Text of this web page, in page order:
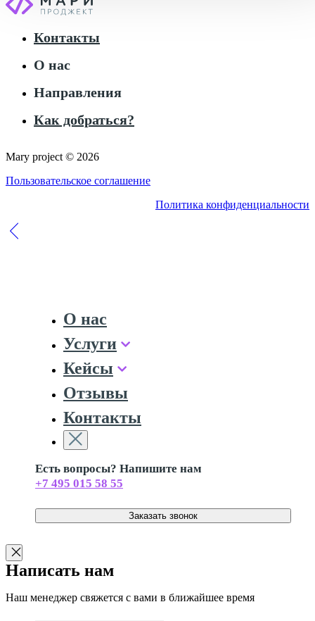
Контакты
О нас
Направления
Как добраться?
Mary project © 2026
Пользовательское соглашение
Политика конфиденциальности
О нас
Услуги
Кейсы
Отзывы
Контакты
Есть вопросы? Напишите нам
+7 495 015 58 55
Заказать звонок
Написать нам
Наш менеджер свяжется с вами в ближайшее время